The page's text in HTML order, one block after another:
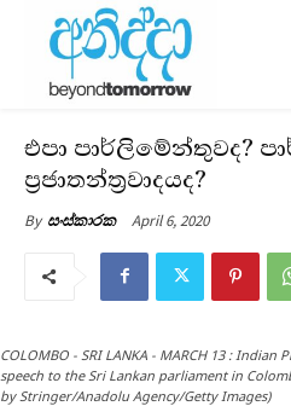
එපා පාර්ලිමේන්තුවද?
ප්‍රජාතන්ත්‍රවාදයද?
By සංස්කාරක April 6, 2020
COLOMBO - SRI LANKA - MARCH 13 :
speech to the Sri Lankan parliament in
by Stringer/Anadolu Agency/Getty Images)